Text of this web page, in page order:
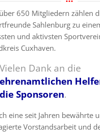
650 Mitgliedern zählen
Sahlenburg zu
und aktivsten
Cuxhaven.
Vielen Dank an die
ehrenamtlichen
die Sponsoren.
eine seit Jahren bewährte
Vorstandsarbeit und